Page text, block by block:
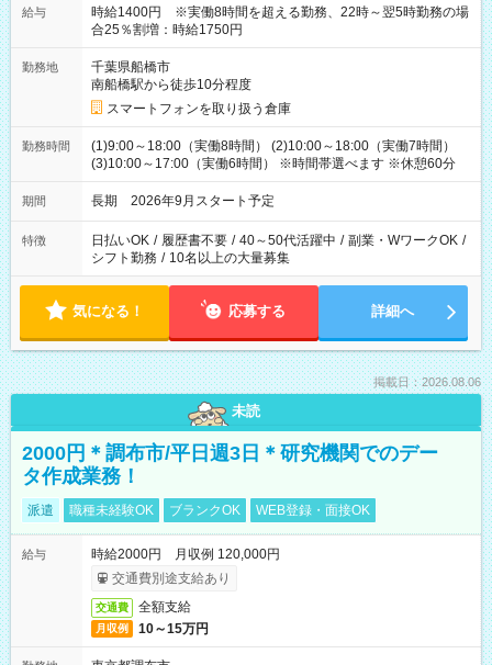
給与
時給1400円 ※実働8時間を超える勤務、22時～翌5時勤務の場
合25％割増：時給1750円
勤務地
千葉県船橋市
南船橋駅から徒歩10分程度
スマートフォンを取り扱う倉庫
勤務時間
(1)9:00～18:00（実働8時間） (2)10:00～18:00（実働7時間）
(3)10:00～17:00（実働6時間） ※時間帯選べます ※休憩60分
期間 長期 2026年9月スタート予定
特徴 日払いOK / 履歴書不要 / 40～50代活躍中 / 副業・WワークOK /
シフト勤務 / 10名以上の大量募集
気になる！ 応募する 詳細へ
掲載日：2026.08.06
未読
2000円＊調布市/平日週3日＊研究機関でのデー
タ作成業務！
派遣 職種未経験OK ブランクOK WEB登録・面接OK
給与
時給2000円 月収例 120,000円
交通費別途支給あり
交通費 全額支給
月収例 10～15万円